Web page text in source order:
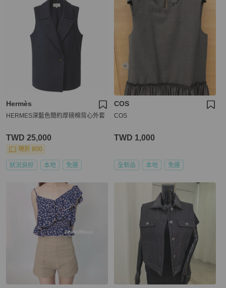
Hermès
HERMES深藍色簡約厚磅棉背心外套
TWD 25,000
現折 800
狀況良好 本地 免運
COS
COS
TWD 1,000
全新品 本地 免運